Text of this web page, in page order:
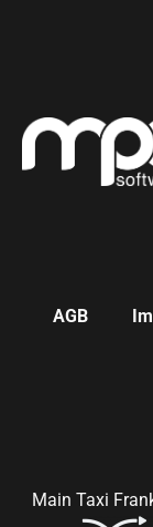
AGB
Main Taxi